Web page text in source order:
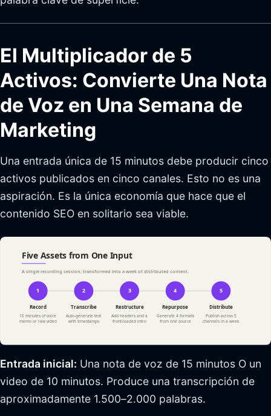
El Multiplicador de 5
Activos: Convierte Una Nota
de Voz en Una Semana de
Marketing
Una entrada única de 15 minutos debe producir cinco
activos publicados en cinco canales. Esto no es una
aspiración. Es la única economía que hace que el
contenido SEO en solitario sea viable.
Entrada inicial: Una nota de voz de 15 minutos O un
video de 10 minutos. Produce una transcripción de
aproximadamente 1.500–2.000 palabras.